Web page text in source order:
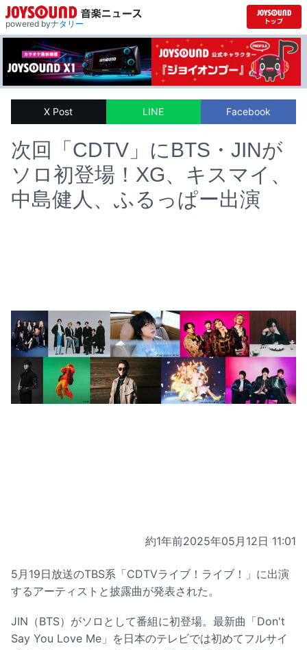
powered byナタリー
X Post LINE Facebook
次回「CDTV」にBTS・JINが
ソロ初登場！XG、キスマイ、
中島健人、ふるっぱー出演
約1年前2025年05月12日 11:01
5月19日放送のTBS系「CDTVライブ！ライブ！」に出演
するアーティストと披露曲が発表された。
JIN（BTS）がソロとして番組に初登場。最新曲「Don't
Say You Love Me」を日本のテレビでは初めてフルサイ